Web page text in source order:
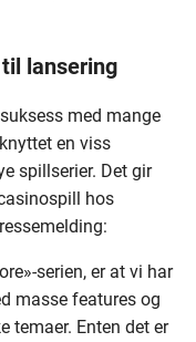
lansering
med mange
en viss
spillserier. Det gir
hos
serien, er at vi har
masse features og
temaer. Enten det er